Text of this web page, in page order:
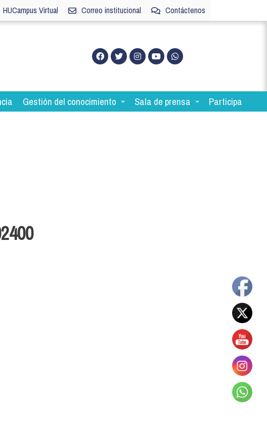
HUCampus Virtual Correo institucional Contáctenos
Gestión del conocimiento Sala de prensa Participa